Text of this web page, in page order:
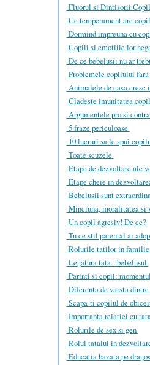
Fluorul si Dintisorii
Ce temperament are
Dormind impreuna cu
Copiii și emoțiile lor
De ce bebelusii nu ar
Problemele copilului fara
Animalele de casa
Cladeste imunitatea
Argumentele pro si
5 fraze periculoase
10 lucruri sa le spui
Toate scuzele
Etape de dezvoltare ale
Etape cheie in
Bebelusii sunt
Minciuna, moralitatea si
Un copil agresiv! De ce?
Tu ce stil parental ai
Rolurile tatilor in familie
Legatura tata - bebelusul
Parinti si copii:
Diferenta de varsta
Scapa-ti copilul de
Importanta relatiei cu
Rolurile de sex si gen
Rolul tatalui in
Educatia bazata pe